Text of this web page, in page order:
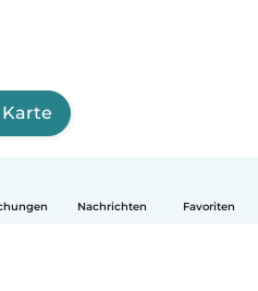
Nachrichten Favoriten
Karte